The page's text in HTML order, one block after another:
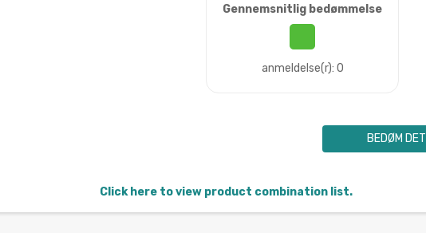
Gennemsnitlig bedømmelse
anmeldelse(r): 0
BEDØM DET
Click here to view product combination list.